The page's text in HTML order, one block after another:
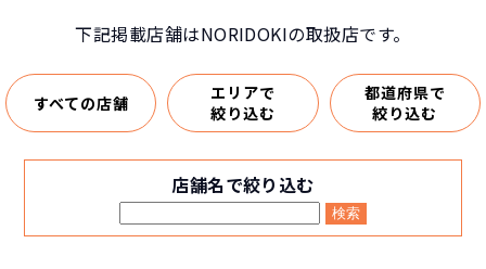
下記掲載店舗はNORIDOKIの取扱店です。
すべての店舗
エリアで
絞り込む
都道府県で
絞り込む
店舗名で絞り込む
検索